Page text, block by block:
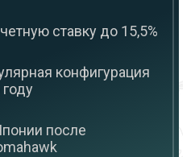
ставку до 15,5%
конфигурация
после